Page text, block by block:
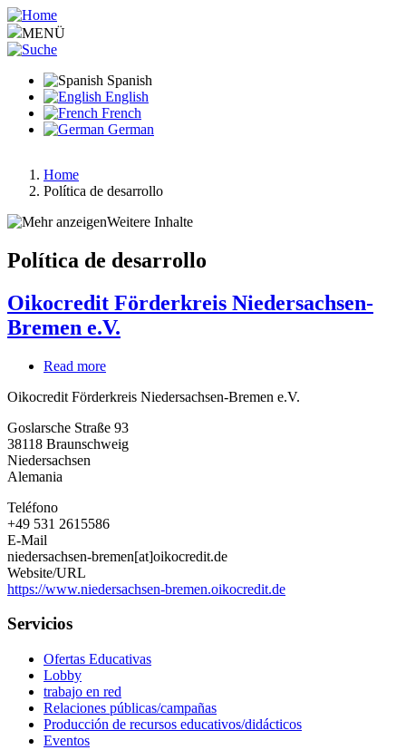
Pasar
al
contenido
MENÜ
Spanish
English
French
German
Ruta
de
Home
Política de desarrollo
Weitere Inhalte
Política de desarrollo
Oikocredit Förderkreis Niedersachsen-
Bremen e.V.
Read more
Förderkreis
Bremen
e.V.
Oikocredit Förderkreis Niedersachsen-Bremen e.V.
Goslarsche Straße 93
38118 Braunschweig
Niedersachsen
Alemania
Teléfono
+49 531 2615586
E-Mail
niedersachsen-bremen[at]oikocredit.de
Website/URL
https://www.niedersachsen-bremen.oikocredit.de
Servicios
Ofertas Educativas
Lobby
trabajo en red
Relaciones públicas/campañas
Producción de recursos educativos/didácticos
Eventos